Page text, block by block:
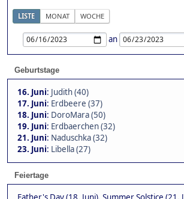
LISTE MONAT WOCHE
an
Geburtstage
16. Juni: Judith (40)
17. Juni: Erdbeere (37)
18. Juni: DoroMara (50)
19. Juni: Erdbaerchen (32)
21. Juni: Naduschka (32)
23. Juni: Libella (27)
Feiertage